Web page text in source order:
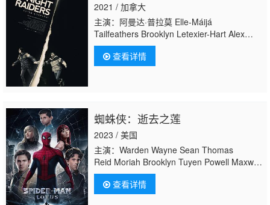
2021 / 加拿大
主演：阿曼达·普拉莫 Elle-Máijá
Tailfeathers Brooklyn Letexier-Hart Alex
Tarrant
查看详情
蜘蛛侠：逝去之莲
2023 / 美国
主演：Warden Wayne Sean Thomas
Reid Moriah Brooklyn Tuyen Powell Maxwell
Fox-Andrews Justin Hargrove Mariah Fox 保
罗·罗根 Landon Konop Tristan
Lawrence Tyler Rostedt Scott Dye Travis
查看详情